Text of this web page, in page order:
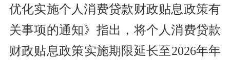
优化实施个人消费贷款财政贴息政策有
关事项的通知》指出，将个人消费贷款
财政贴息政策实施期限延长至2026年年